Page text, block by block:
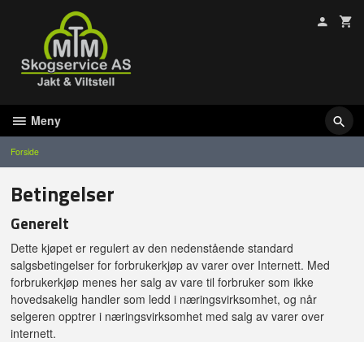
innholdet
Meny
Forside
Betingelser
Generelt
Dette kjøpet er regulert av den nedenstående standard
salgsbetingelser for forbrukerkjøp av varer over Internett. Med
forbrukerkjøp menes her salg av vare til forbruker som ikke
hovedsakelig handler som ledd i næringsvirksomhet, og når
selgeren opptrer i næringsvirksomhet med salg av varer over
internett.